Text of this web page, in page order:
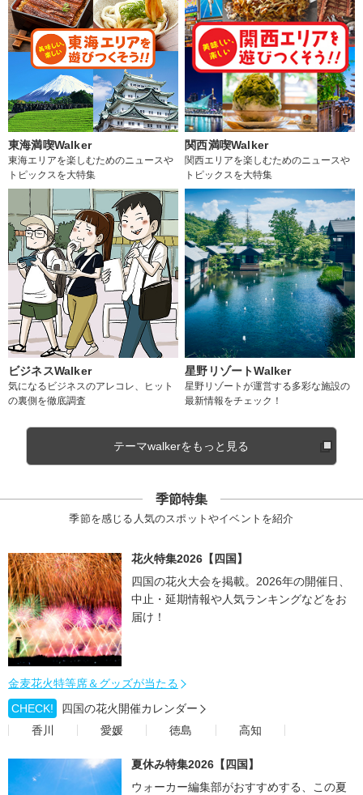
東海満喫Walker
東海エリアを楽しむためのニュースや
トピックスを大特集
関西満喫Walker
関西エリアを楽しむためのニュースや
トピックスを大特集
ビジネスWalker
気になるビジネスのアレコレ、ヒット
の裏側を徹底調査
星野リゾートWalker
星野リゾートが運営する多彩な施設の
最新情報をチェック！
テーマwalkerをもっと見る
季節特集
季節を感じる人気のスポットやイベントを紹介
花火特集2026【四国】
四国の花火大会を掲載。2026年の開催日、
中止・延期情報や人気ランキングなどをお
届け！
金麦花火特等席＆グッズが当たる
CHECK!
四国の花火開催カレンダー
香川
愛媛 徳島 高知
夏休み特集2026【四国】
ウォーカー編集部がおすすめする、この夏